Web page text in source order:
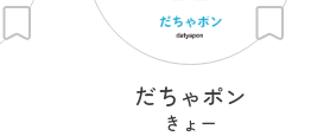
だちゃポン
きょー